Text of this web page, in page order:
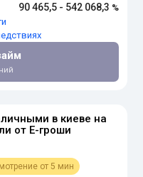
90 465,5 - 542 068,3
в киеве на
от Е-гроши
от 5 мин